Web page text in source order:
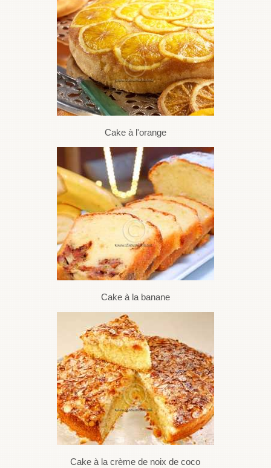
Cake à l'orange
Cake à la banane
Cake à la crème de noix de coco